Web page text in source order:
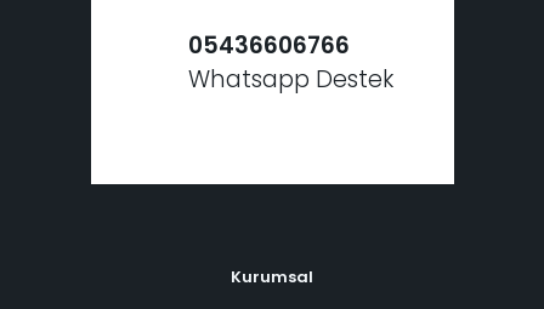
05436606766
Whatsapp Destek
Kurumsal